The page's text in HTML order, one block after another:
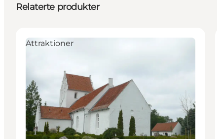
Relaterte produkter
Attraktioner